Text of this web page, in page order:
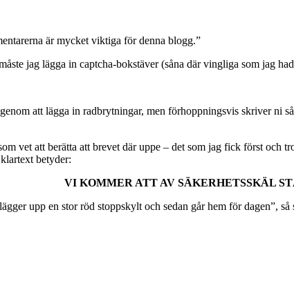
är mycket viktiga för denna blogg.”
jag lägga in captcha-bokstäver (såna där vingliga som jag
att lägga in radbrytningar, men förhoppningsvis skriver ni
vet att berätta att brevet där uppe – det som jag fick först
betyder:
VI KOMMER ATT AV SÄKERHETSSKÄL
upp en stor röd stoppskylt och sedan går hem för dagen”,